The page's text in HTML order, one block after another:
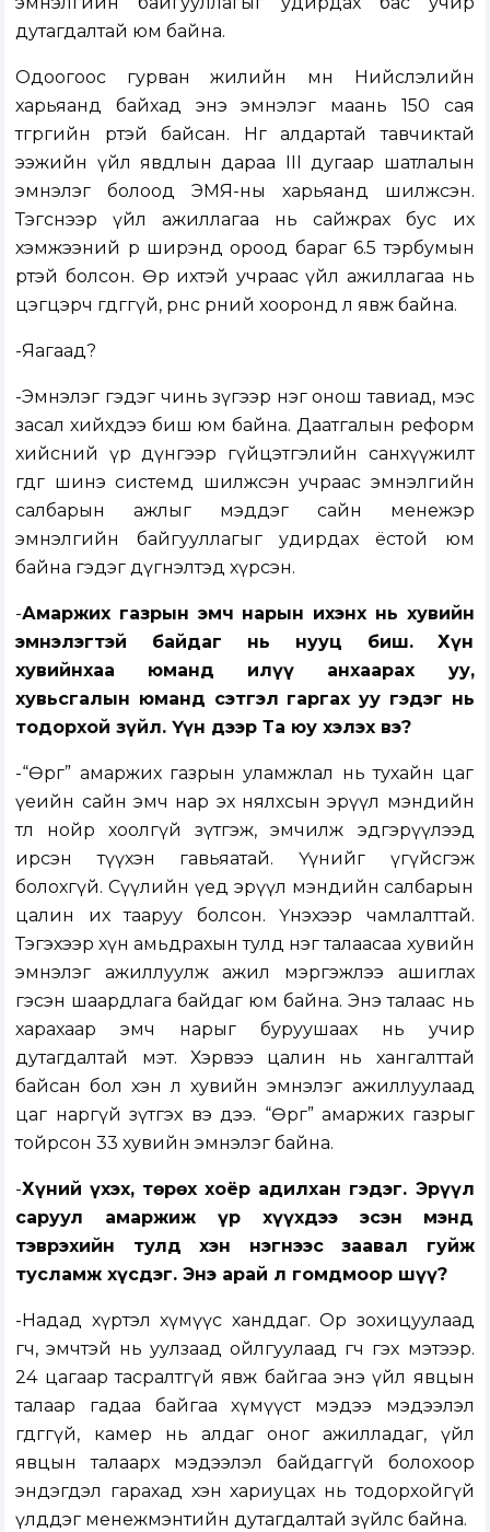
дутагдалтай юм байна.
Одоогоос гурван жилийн өмнө Нийслэлийн
харьяанд байхад энэ эмнэлэг маань 150 сая
төгрөгийн өртэй байсан. Нөгөө алдартай тавчиктай
ээжийн үйл явдлын дараа III дугаар шатлалын
эмнэлэг болоод ЭМЯ-ны харьяанд шилжсэн.
Тэгснээр үйл ажиллагаа нь сайжрах бус их
хэмжээний өр ширэнд ороод бараг 6.5 тэрбумын
өртэй болсон. Өр ихтэй учраас үйл ажиллагаа нь
цэгцэрч өгдөггүй, өрнөөс өрний хооронд л явж байна.
-Яагаад?
-Эмнэлэг гэдэг чинь зүгээр нэг онош тавиад, мэс
засал хийхдээ биш юм байна. Даатгалын реформ
хийсний үр дүнгээр гүйцэтгэлийн санхүүжилт
өгдөг шинэ системд шилжсэн учраас эмнэлгийн
салбарын ажлыг мэддэг сайн менежэр
эмнэлгийн байгууллагыг удирдах ёстой юм
байна гэдэг дүгнэлтэд хүрсэн.
-Амаржих газрын эмч нарын ихэнх нь хувийн
эмнэлэгтэй байдаг нь нууц биш. Хүн
хувийнхаа юманд илүү анхаарах уу,
хувьсгалын юманд сэтгэл гаргах уу гэдэг нь
тодорхой зүйл. Үүн дээр Та юу хэлэх вэ?
-“Өргөө” амаржих газрын уламжлал нь тухайн цаг
үеийн сайн эмч нар эх нялхсын эрүүл мэндийн
төлөө нойр хоолгүй зүтгэж, эмчилж эдгэрүүлээд
ирсэн түүхэн гавьяатай. Үүнийг үгүйсгэж
болохгүй. Сүүлийн үед эрүүл мэндийн салбарын
цалин их тааруу болсон. Үнэхээр чамлалттай.
Тэгэхээр хүн амьдрахын тулд нэг талаасаа хувийн
эмнэлэг ажиллуулж ажил мэргэжлээ ашиглах
гэсэн шаардлага байдаг юм байна. Энэ талаас нь
харахаар эмч нарыг буруушаах нь учир
дутагдалтай мэт. Хэрвээ цалин нь хангалттай
байсан бол хэн л хувийн эмнэлэг ажиллуулаад
цаг наргүй зүтгэх вэ дээ. “Өргөө” амаржих газрыг
тойрсон 33 хувийн эмнэлэг байна.
-Хүний үхэх, төрөх хоёр адилхан гэдэг. Эрүүл
саруул амаржиж үр хүүхдээ эсэн мэнд
тэврэхийн тулд хэн нэгнээс заавал гуйж
тусламж хүсдэг. Энэ арай л гомдмоор шүү?
-Надад хүртэл хүмүүс ханддаг. Ор зохицуулаад
өгөөч, эмчтэй нь уулзаад ойлгуулаад өгөөч гэх мэтээр.
24 цагаар тасралтгүй явж байгаа энэ үйл явцын
талаар гадаа байгаа хүмүүст мэдээ мэдээлэл
өгдөггүй, камер нь алдаг оног ажилладаг, үйл
явцын талаарх мэдээлэл байдаггүй болохоор
эндэгдэл гарахад хэн хариуцах нь тодорхойгүй
үлддэг менежмэнтийн дутагдалтай зүйлс байна.